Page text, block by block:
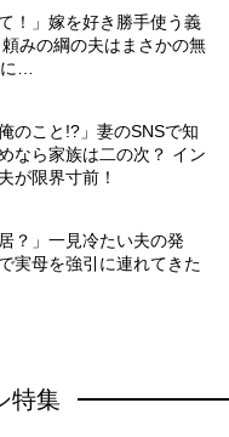
！」嫁を好き勝手使う義
みの綱の夫はまさかの無
…
のこと!?」妻のSNSで知
なら家族は二の次？ イン
が限界寸前！
？」一見冷たい夫の発
実母を強引に連れてきた
特集